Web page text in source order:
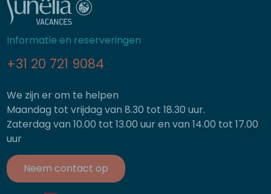
Informatie en reserveringen
+31 20 721 9084
We zijn er om te helpen
Maandag tot vrijdag van 8.30 tot 18.30 uur.
Zaterdag van 10.00 tot 13.00 uur en van 14.00 tot 17.00
uur
Neem contact op